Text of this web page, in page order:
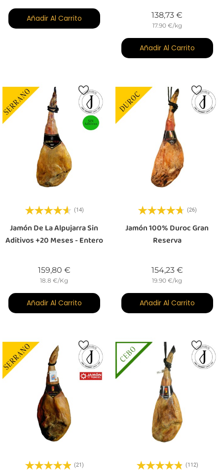
Añadir Al Carrito 138,73 €
17.90 €/kg
Añadir Al Carrito
(14)
Jamón De La Alpujarra Sin
Aditivos +20 Meses - Entero
159,80 €Precio
18.8 €/Kg
Añadir Al Carrito
(26)
Jamón 100% Duroc Gran
Reserva
154,23 €Precio
19.90 €/kg
Añadir Al Carrito
(21) (112)